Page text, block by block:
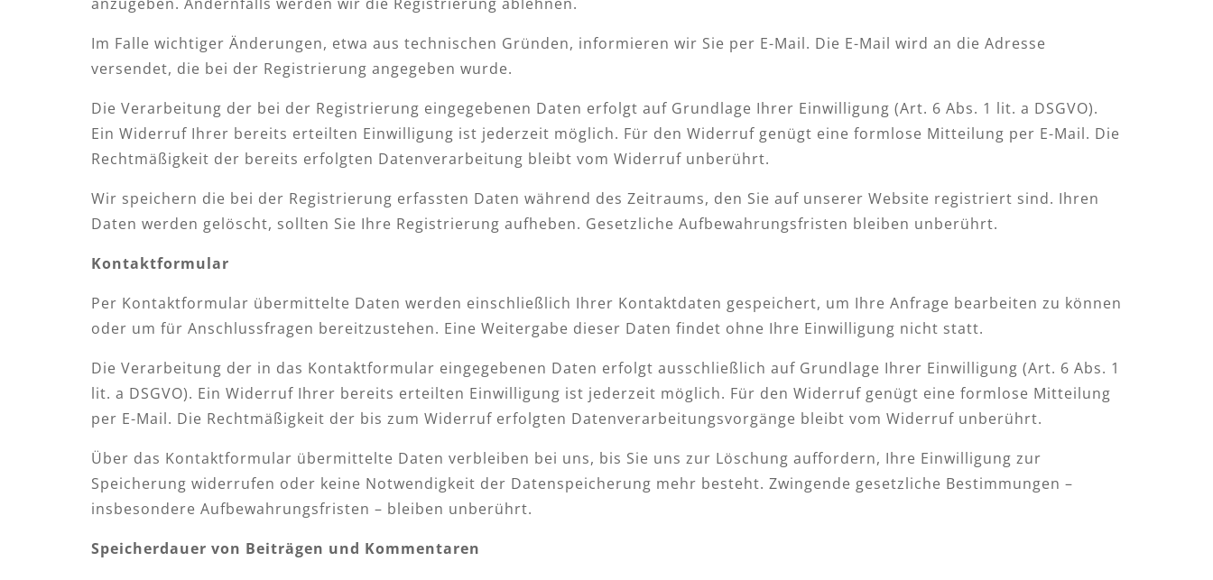
anzugeben. Andernfalls werden wir die Registrierung ablehnen.
Im Falle wichtiger Änderungen, etwa aus technischen Gründen, informieren wir Sie per E-Mail. Die E-Mail wird an die Adresse
versendet, die bei der Registrierung angegeben wurde.
Die Verarbeitung der bei der Registrierung eingegebenen Daten erfolgt auf Grundlage Ihrer Einwilligung (Art. 6 Abs. 1 lit. a DSGVO).
Ein Widerruf Ihrer bereits erteilten Einwilligung ist jederzeit möglich. Für den Widerruf genügt eine formlose Mitteilung per E-Mail. Die
Rechtmäßigkeit der bereits erfolgten Datenverarbeitung bleibt vom Widerruf unberührt.
Wir speichern die bei der Registrierung erfassten Daten während des Zeitraums, den Sie auf unserer Website registriert sind. Ihren
Daten werden gelöscht, sollten Sie Ihre Registrierung aufheben. Gesetzliche Aufbewahrungsfristen bleiben unberührt.
Kontaktformular
Per Kontaktformular übermittelte Daten werden einschließlich Ihrer Kontaktdaten gespeichert, um Ihre Anfrage bearbeiten zu können
oder um für Anschlussfragen bereitzustehen. Eine Weitergabe dieser Daten findet ohne Ihre Einwilligung nicht statt.
Die Verarbeitung der in das Kontaktformular eingegebenen Daten erfolgt ausschließlich auf Grundlage Ihrer Einwilligung (Art. 6 Abs. 1
lit. a DSGVO). Ein Widerruf Ihrer bereits erteilten Einwilligung ist jederzeit möglich. Für den Widerruf genügt eine formlose Mitteilung
per E-Mail. Die Rechtmäßigkeit der bis zum Widerruf erfolgten Datenverarbeitungsvorgänge bleibt vom Widerruf unberührt.
Über das Kontaktformular übermittelte Daten verbleiben bei uns, bis Sie uns zur Löschung auffordern, Ihre Einwilligung zur
Speicherung widerrufen oder keine Notwendigkeit der Datenspeicherung mehr besteht. Zwingende gesetzliche Bestimmungen –
insbesondere Aufbewahrungsfristen – bleiben unberührt.
Speicherdauer von Beiträgen und Kommentaren